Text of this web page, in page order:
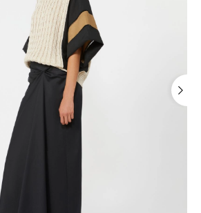
로그인
마라의 세계로 당신
대합니다